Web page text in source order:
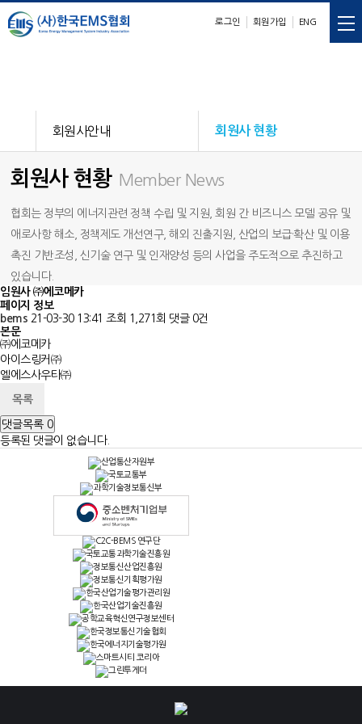
ENG
회원가입
로그인
회원사안내 회원사 현황
회원사 현황 Member News
협회는 정부의 에너지관련 정책 수립 및 지원, 회원 간 비즈니스 모델 공유 및
애로사항 해소, 정책제도 개선연구, 해외 진출지원, 산업의 보급·확산 및 이용
촉진 기반조성, 신기술 연구 및 인재양성 등의 사업을 주도적으로 추진하고
있습니다.
임원사 ㈜에코메카
페이지 정보
bems 21-03-30 13:41 조회 1,271회 댓글 0건
본문
㈜에코메카
아이스링커㈜
엘에스사우타㈜
목록
댓글목록 0
등록된 댓글이 없습니다.